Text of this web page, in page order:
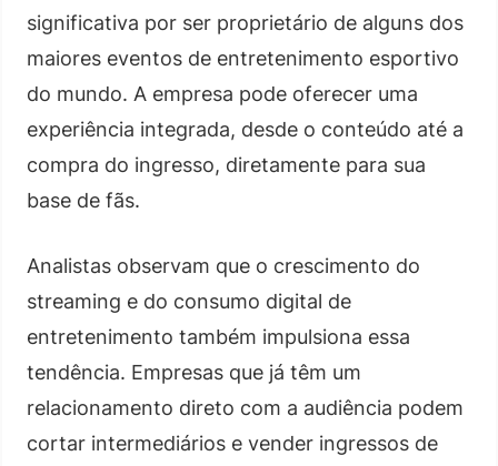
significativa por ser proprietário de alguns dos
maiores eventos de entretenimento esportivo
do mundo. A empresa pode oferecer uma
experiência integrada, desde o conteúdo até a
compra do ingresso, diretamente para sua
base de fãs.
Analistas observam que o crescimento do
streaming e do consumo digital de
entretenimento também impulsiona essa
tendência. Empresas que já têm um
relacionamento direto com a audiência podem
cortar intermediários e vender ingressos de